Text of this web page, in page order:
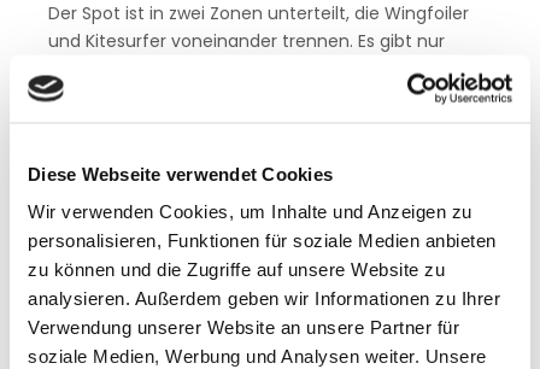
Diese Webseite verwendet Cookies
Wir verwenden Cookies, um Inhalte und Anzeigen zu
personalisieren, Funktionen für soziale Medien anbieten
zu können und die Zugriffe auf unsere Website zu
analysieren. Außerdem geben wir Informationen zu Ihrer
Verwendung unserer Website an unsere Partner für
soziale Medien, Werbung und Analysen weiter. Unsere
Der Spot ist in zwei Zonen unterteilt, die Wingfoiler
und Kitesurfer voneinander trennen. Es gibt nur
einen kleinen Stehbereich von etwa 50 Metern; nach
dem Ende der Sandbank wird das Wasser tief. Der
Bedingungen für Kitesurfer schafft.